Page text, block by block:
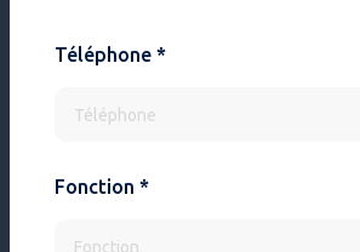
Téléphone *
Fonction *